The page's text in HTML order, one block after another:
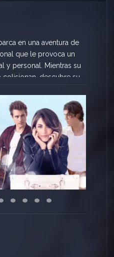
en una aventura de
que le provoca un
y personal. Mientras su
colisionan, descubre su
convertirse.